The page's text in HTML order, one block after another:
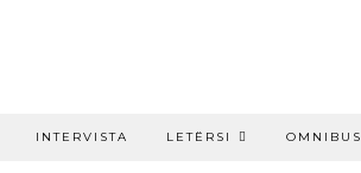
INTERVISTA LETËRSI OMNIBUS